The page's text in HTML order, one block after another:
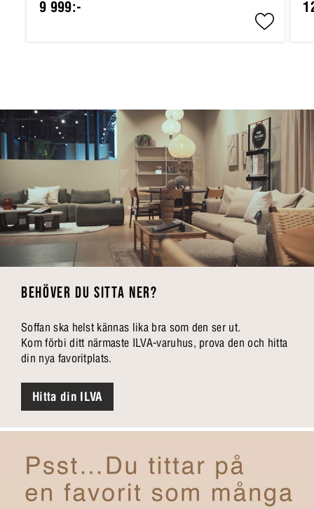
9 999:-
BEHÖVER DU SITTA NER?
Soffan ska helst kännas lika bra som den ser ut.
Kom förbi ditt närmaste ILVA-varuhus, prova den och hitta
din nya favoritplats.
Hitta din ILVA